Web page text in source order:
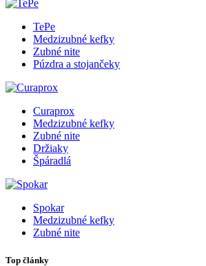
TePe
Medzizubné kefky
Zubné nite
Púzdra a stojančeky
Curaprox
Medzizubné kefky
Zubné nite
Držiaky
Špáradlá
Spokar
Medzizubné kefky
Zubné nite
Top články